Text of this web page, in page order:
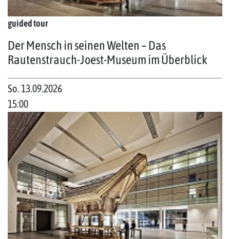
guided tour
Der Mensch in seinen Welten – Das
Rautenstrauch-Joest-Museum im Überblick
So. 13.09.2026
15:00